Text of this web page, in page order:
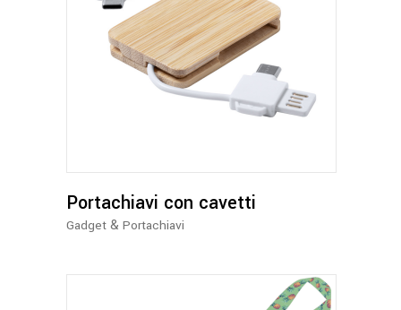
Portachiavi con cavetti
Gadget & Portachiavi